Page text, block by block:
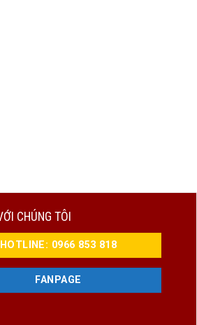
CHÚNG TÔI
HOTLINE: 0966 853 818
FANPAGE